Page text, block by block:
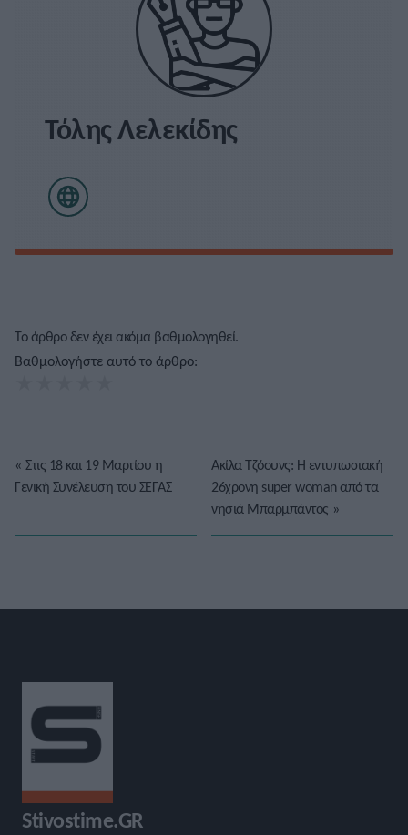
Τόλης Λελεκίδης
Το άρθρο δεν έχει ακόμα βαθμολογηθεί.
Βαθμολογήστε αυτό το άρθρο:
« Στις 18 και 19 Μαρτίου η
Γενική Συνέλευση του ΣΕΓΑΣ
Ακίλα Τζόουνς: Η εντυπωσιακή
26χρονη super woman από τα
νησιά Μπαρμπάντος »
Stivostime.GR